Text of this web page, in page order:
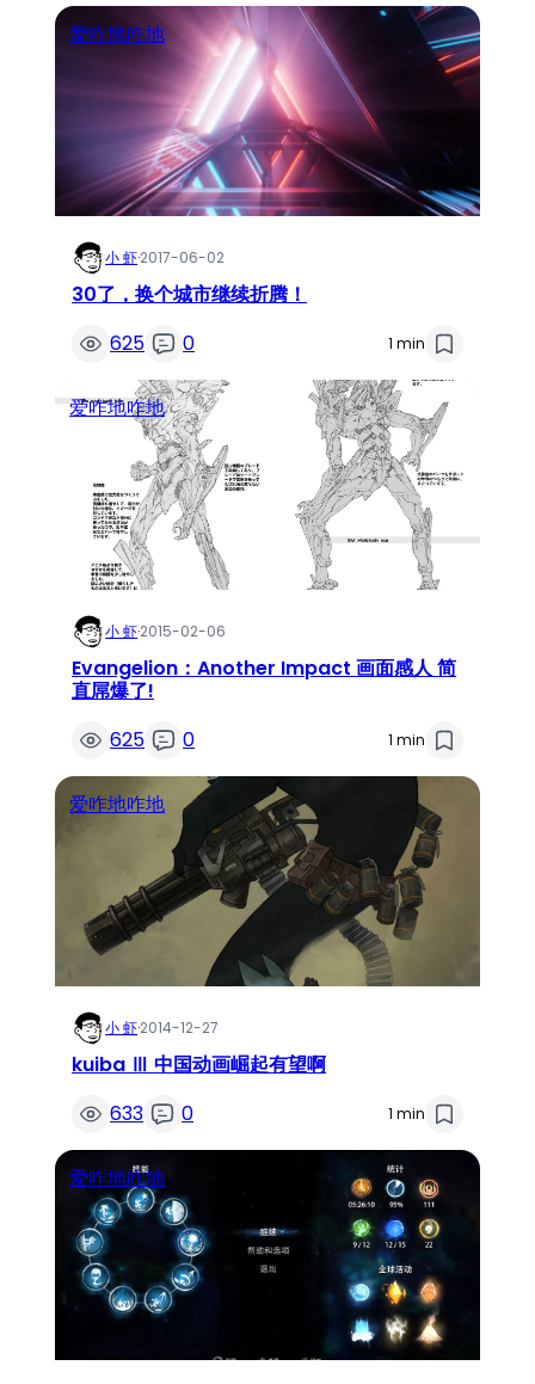
爱咋地咋地
小 虾·2017-06-02
30了，换个城市继续折腾！
625
0 1 min
爱咋地咋地
小 虾·2015-02-06
Evangelion：Another Impact 画面感人 简
直屌爆了!
625
0 1 min
爱咋地咋地
小 虾·2014-12-27
kuiba Ⅲ 中国动画崛起有望啊
633
0 1 min
爱咋地咋地